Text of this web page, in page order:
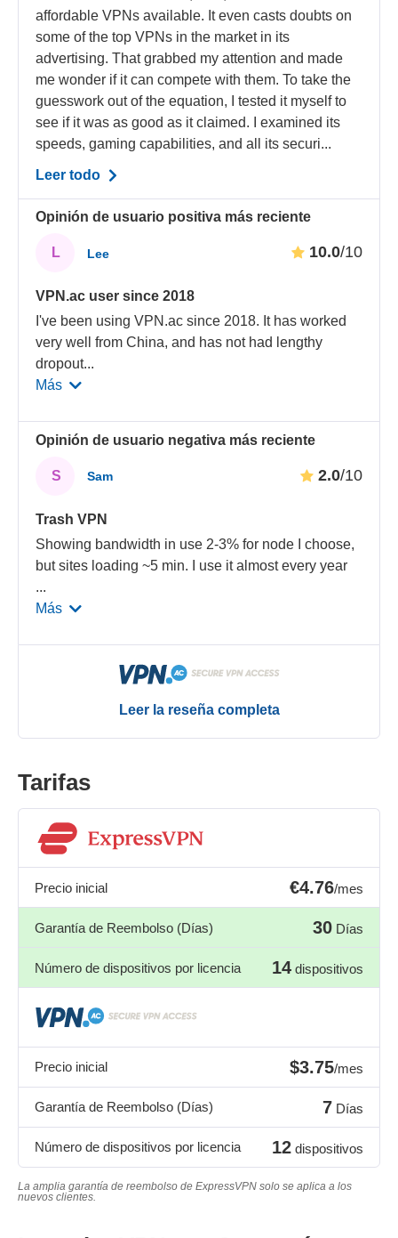
affordable VPNs available. It even casts doubts on
some of the top VPNs in the market in its
advertising. That grabbed my attention and made
me wonder if it can compete with them. To take the
guesswork out of the equation, I tested it myself to
see if it was as good as it claimed. I examined its
speeds, gaming capabilities, and all its securi...
Leer todo
Opinión de usuario positiva más reciente
L Lee 10.0/10
VPN.ac user since 2018
I've been using VPN.ac since 2018. It has worked
very well from China, and has not had lengthy
dropout...
Más
Opinión de usuario negativa más reciente
S Sam 2.0/10
Trash VPN
Showing bandwidth in use 2-3% for node I choose,
but sites loading ~5 min. I use it almost every year
...
Más
Leer la reseña completa
Tarifas
Precio inicial €4.76/mes
Garantía de Reembolso (Días) 30 Días
Número de dispositivos por licencia 14 dispositivos
Precio inicial $3.75/mes
Garantía de Reembolso (Días) 7 Días
Número de dispositivos por licencia 12 dispositivos
La amplia garantía de reembolso de ExpressVPN solo se aplica a los
nuevos clientes.